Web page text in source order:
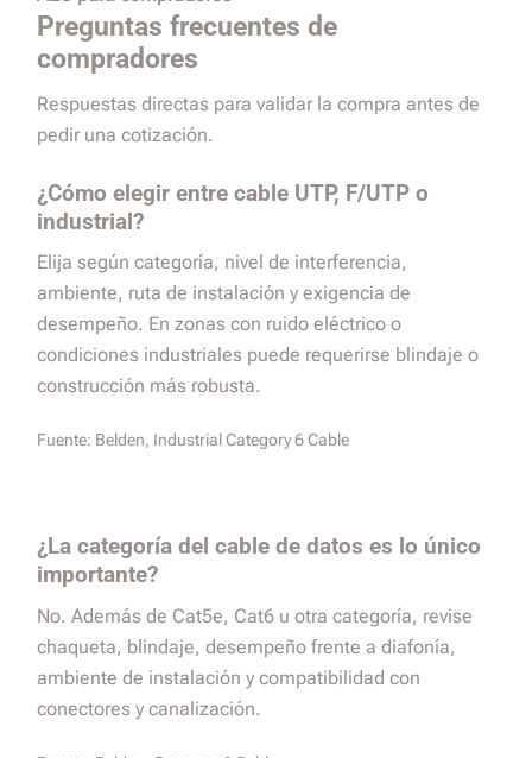
Preguntas frecuentes de
compradores
Respuestas directas para validar la compra antes de
pedir una cotización.
¿Cómo elegir entre cable UTP, F/UTP o
industrial?
Elija según categoría, nivel de interferencia,
ambiente, ruta de instalación y exigencia de
desempeño. En zonas con ruido eléctrico o
condiciones industriales puede requerirse blindaje o
construcción más robusta.
Fuente: Belden, Industrial Category 6 Cable
¿La categoría del cable de datos es lo único
importante?
No. Además de Cat5e, Cat6 u otra categoría, revise
chaqueta, blindaje, desempeño frente a diafonía,
ambiente de instalación y compatibilidad con
conectores y canalización.